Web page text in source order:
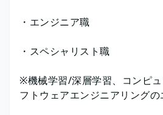
・エンジニア職
・スペシャリスト職
※機械学習/深層学習、コンピ
フトウェアエンジニアリングの